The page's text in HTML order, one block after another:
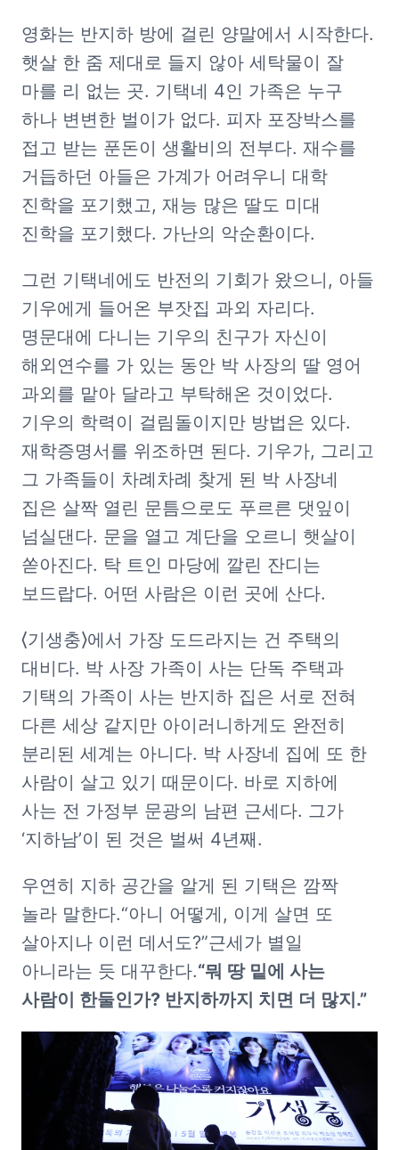
영화는 반지하 방에 걸린 양말에서 시작한다.
햇살 한 줌 제대로 들지 않아 세탁물이 잘
마를 리 없는 곳. 기택네 4인 가족은 누구
하나 변변한 벌이가 없다. 피자 포장박스를
접고 받는 푼돈이 생활비의 전부다. 재수를
거듭하던 아들은 가계가 어려우니 대학
진학을 포기했고, 재능 많은 딸도 미대
진학을 포기했다. 가난의 악순환이다.
그런 기택네에도 반전의 기회가 왔으니, 아들
기우에게 들어온 부잣집 과외 자리다.
명문대에 다니는 기우의 친구가 자신이
해외연수를 가 있는 동안 박 사장의 딸 영어
과외를 맡아 달라고 부탁해온 것이었다.
기우의 학력이 걸림돌이지만 방법은 있다.
재학증명서를 위조하면 된다. 기우가, 그리고
그 가족들이 차례차례 찾게 된 박 사장네
집은 살짝 열린 문틈으로도 푸르른 댓잎이
넘실댄다. 문을 열고 계단을 오르니 햇살이
쏟아진다. 탁 트인 마당에 깔린 잔디는
보드랍다. 어떤 사람은 이런 곳에 산다.
⟨기생충⟩에서 가장 도드라지는 건 주택의
대비다. 박 사장 가족이 사는 단독 주택과
기택의 가족이 사는 반지하 집은 서로 전혀
다른 세상 같지만 아이러니하게도 완전히
분리된 세계는 아니다. 박 사장네 집에 또 한
사람이 살고 있기 때문이다. 바로 지하에
사는 전 가정부 문광의 남편 근세다. 그가
‘지하남’이 된 것은 벌써 4년째.
우연히 지하 공간을 알게 된 기택은 깜짝
놀라 말한다.“아니 어떻게, 이게 살면 또
살아지나 이런 데서도?”근세가 별일
아니라는 듯 대꾸한다.“뭐 땅 밑에 사는
사람이 한둘인가? 반지하까지 치면 더 많지.”